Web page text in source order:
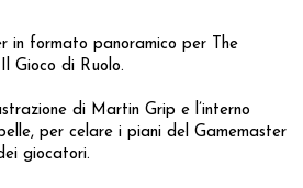
in formato panoramico per The
Gioco di Ruolo.
di Martin Grip e l’interno
per celare i piani del Gamemaster
giocatori.